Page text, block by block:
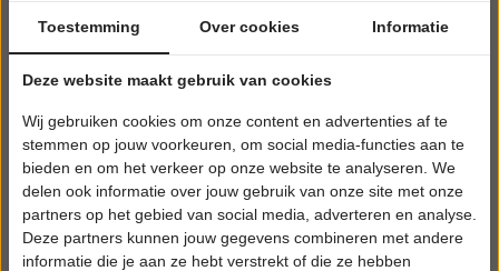
ZATERDAG 30 JANUARI 2027 • 20:15 UUR
Maestro
Theater De Lievekamp
Oss
CABARET
Uitverkocht
Toestemming Over cookies Informatie
Deze website maakt gebruik van cookies
Wij gebruiken cookies om onze content en advertenties af te
stemmen op jouw voorkeuren, om social media-functies aan te
bieden en om het verkeer op onze website te analyseren. We
delen ook informatie over jouw gebruik van onze site met onze
partners op het gebied van social media, adverteren en analyse.
Deze partners kunnen jouw gegevens combineren met andere
informatie die je aan ze hebt verstrekt of die ze hebben